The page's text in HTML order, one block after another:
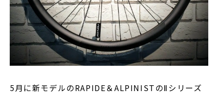
5月に新モデルのRAPIDE＆ALPINISTのⅡシリーズ